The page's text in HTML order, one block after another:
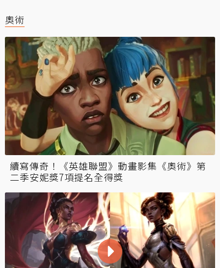
奧術
續寫傳奇！《英雄聯盟》動畫影集《奧術》第
二季安妮獎7項提名全得獎